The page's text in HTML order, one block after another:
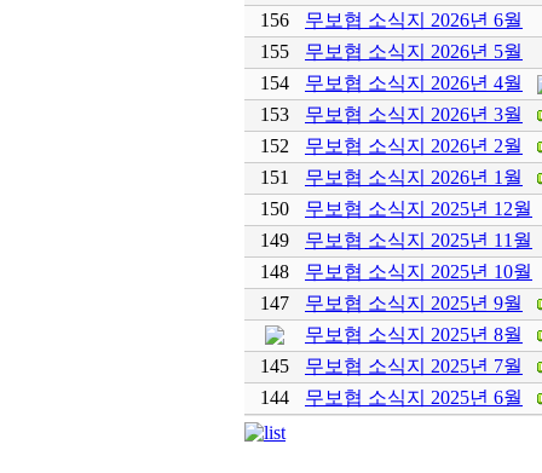
156
무보협 소식지 2026년 6월
155
무보협 소식지 2026년 5월
154
무보협 소식지 2026년 4월
153
무보협 소식지 2026년 3월
152
무보협 소식지 2026년 2월
151
무보협 소식지 2026년 1월
150
무보협 소식지 2025년 12월
149
무보협 소식지 2025년 11월
148
무보협 소식지 2025년 10월
147
무보협 소식지 2025년 9월
무보협 소식지 2025년 8월
145
무보협 소식지 2025년 7월
144
무보협 소식지 2025년 6월